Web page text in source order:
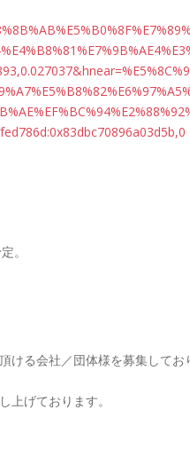
%E5%B0%8F%E7%8
E4%B8%81%E7%9B%AE4%E3
93,0.027037&hnear=%E5
A7%E5%B8%82%E6
AE%EF%BC%94%E2
d786d:0x83dbc70896a03d5b,0
。
る会社／団体様を募集してお
上げております。